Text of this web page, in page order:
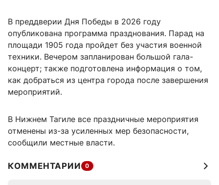
В преддверии Дня Победы в 2026 году
опубликована программа празднования. Парад на
площади 1905 года пройдет без участия военной
техники. Вечером запланирован большой гала-
концерт; также подготовлена информация о том,
как добраться из центра города после завершения
мероприятий.
В Нижнем Тагиле все праздничные мероприятия
отменены из-за усиленных мер безопасности,
сообщили местные власти.
КОММЕНТАРИИ 0